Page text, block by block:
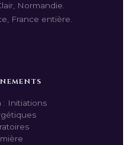
Normandie.
France entière.
: Initiations